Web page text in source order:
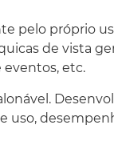
de
para
alarmes e
pelo próprio
de vista
eventos, etc.
uso,